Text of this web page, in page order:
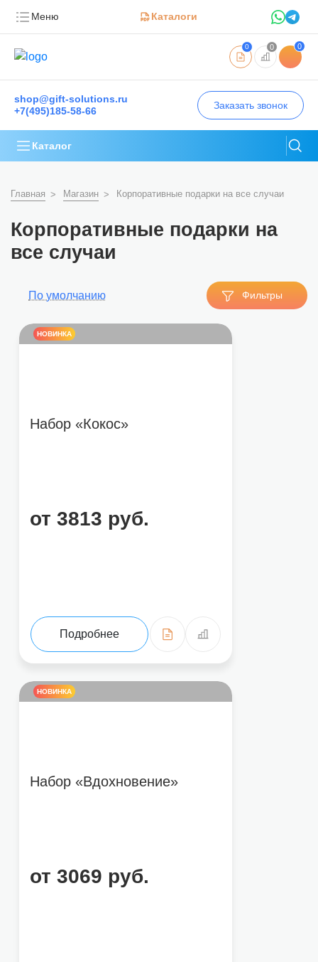
Меню Каталоги
0 0 0
shop@gift-solutions.ru
+7(495)185-58-66
Заказать звонок
Каталог
Главная Магазин Корпоративные подарки на все случаи
Корпоративные подарки на
все случаи
По умолчанию Фильтры
НОВИНКА
Набор «Кокос»
от 3813 руб.
Подробнее
НОВИНКА
Набор «Вдохновение»
от 3069 руб.